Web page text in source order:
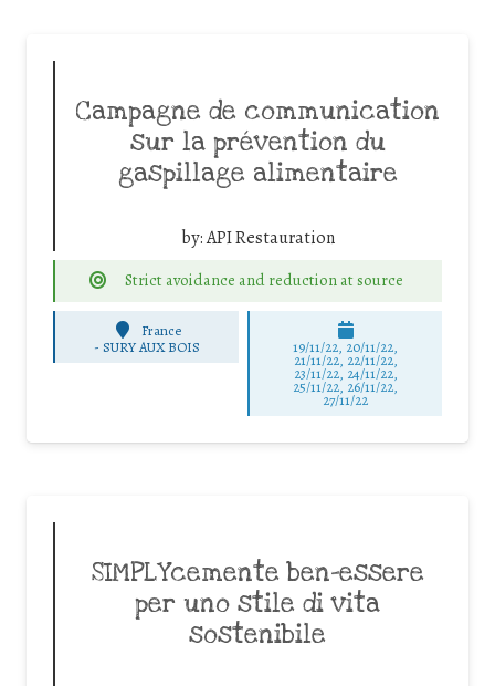
Campagne de communication
sur la prévention du
gaspillage alimentaire
by:API Restauration
Strict avoidance and reduction at source
France
- SURY AUX BOIS 19/11/22, 20/11/22,
21/11/22, 22/11/22,
23/11/22, 24/11/22,
25/11/22, 26/11/22,
27/11/22
SIMPLYcemente ben-essere
per uno stile di vita
sostenibile